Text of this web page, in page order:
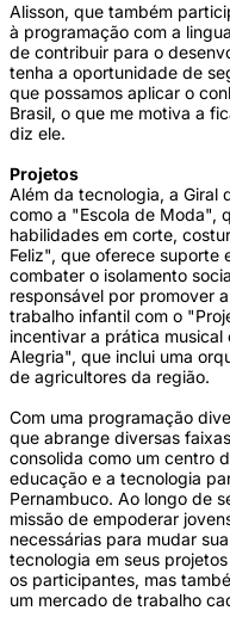
Alisson, que também
à programação com a
de contribuir para o
tenha a oportunidade de
que possamos aplicar o
Brasil, o que me motiva a
diz ele.
Projetos
Além da tecnologia, a Giral
como a "Escola de Moda",
habilidades em corte,
Feliz", que oferece suporte
combater o isolamento
responsável por promover
trabalho infantil com o
incentivar a prática
Alegria", que inclui uma
de agricultores da região.
Com uma programação
que abrange diversas
consolida como um centro
educação e a tecnologia
Pernambuco. Ao longo de
missão de empoderar
necessárias para mudar
tecnologia em seus
os participantes, mas
um mercado de trabalho